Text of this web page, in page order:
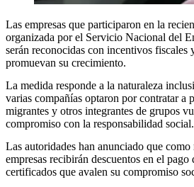
Las empresas que participaron en la
organizada por el Servicio Nacional del
serán reconocidas con incentivos fiscales
promuevan su crecimiento.
La medida responde a la naturaleza
varias compañías optaron por contratar a
migrantes y otros integrantes de grupos
compromiso con la responsabilidad social.
Las autoridades han anunciado que
empresas recibirán descuentos en el pago
certificados que avalen su compromiso